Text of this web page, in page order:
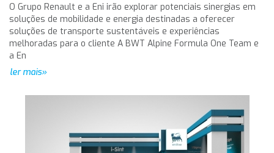
O Grupo Renault e a Eni irão explorar potenciais sinergias em
soluções de mobilidade e energia destinadas a oferecer
soluções de transporte sustentáveis e experiências
melhoradas para o cliente A BWT Alpine Formula One Team e
a En
ler mais»